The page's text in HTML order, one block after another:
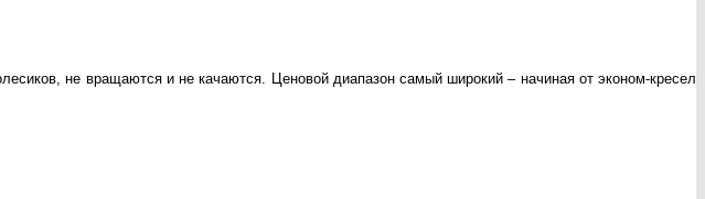
не вращаются и не качаются. Ценовой диапазон самый широкий – начиная от эконом-кресел